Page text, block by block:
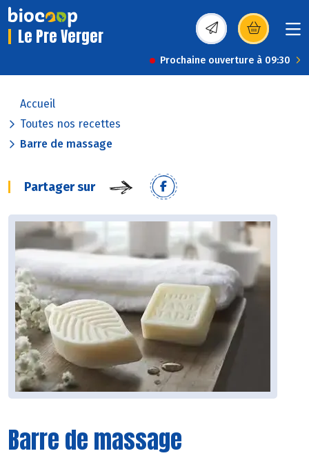
Le Pre Verger (s’ouvre dans une
Prochaine ouverture à 09:30
Accueil
Toutes nos recettes
Barre de massage
Partager sur
Barre de massage